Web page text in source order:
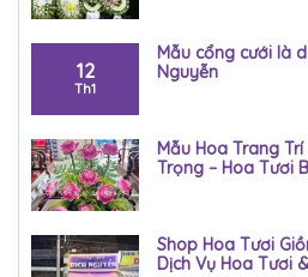
12
Th1
Mẫu cổng cưới là
Nguyễn
Mẫu Hoa Trang
Trọng – Hoa Tươi
Shop Hoa Tươi
Dịch Vụ Hoa Tươi